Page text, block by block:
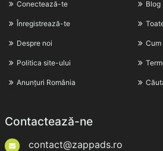
Conectează-te
Înregistrează-te
Despre noi
Politica site-ului
Anunțuri România
Blog
Contactează-ne
contact@zappads.ro